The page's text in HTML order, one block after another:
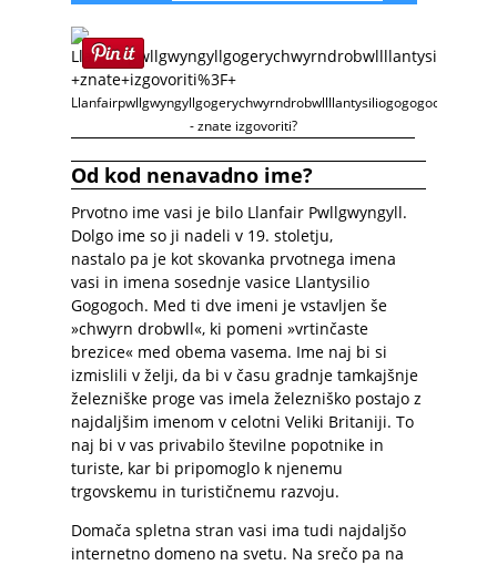
Llanfairpwllgwyngyllgogerychwyrndrobwllllantysiliogogogoch
- znate izgovoriti?
Od kod nenavadno ime?
Prvotno ime vasi je bilo Llanfair Pwllgwyngyll.
Dolgo ime so ji nadeli v 19. stoletju,
nastalo pa je kot skovanka prvotnega imena
vasi in imena sosednje vasice Llantysilio
Gogogoch. Med ti dve imeni je vstavljen še
»chwyrn drobwll«, ki pomeni »vrtinčaste
brezice« med obema vasema. Ime naj bi si
izmislili v želji, da bi v času gradnje tamkajšnje
železniške proge vas imela železniško postajo z
najdaljšim imenom v celotni Veliki Britaniji. To
naj bi v vas privabilo številne popotnike in
turiste, kar bi pripomoglo k njenemu
trgovskemu in turističnemu razvoju.
Domača spletna stran vasi ima tudi najdaljšo
internetno domeno na svetu. Na srečo pa na